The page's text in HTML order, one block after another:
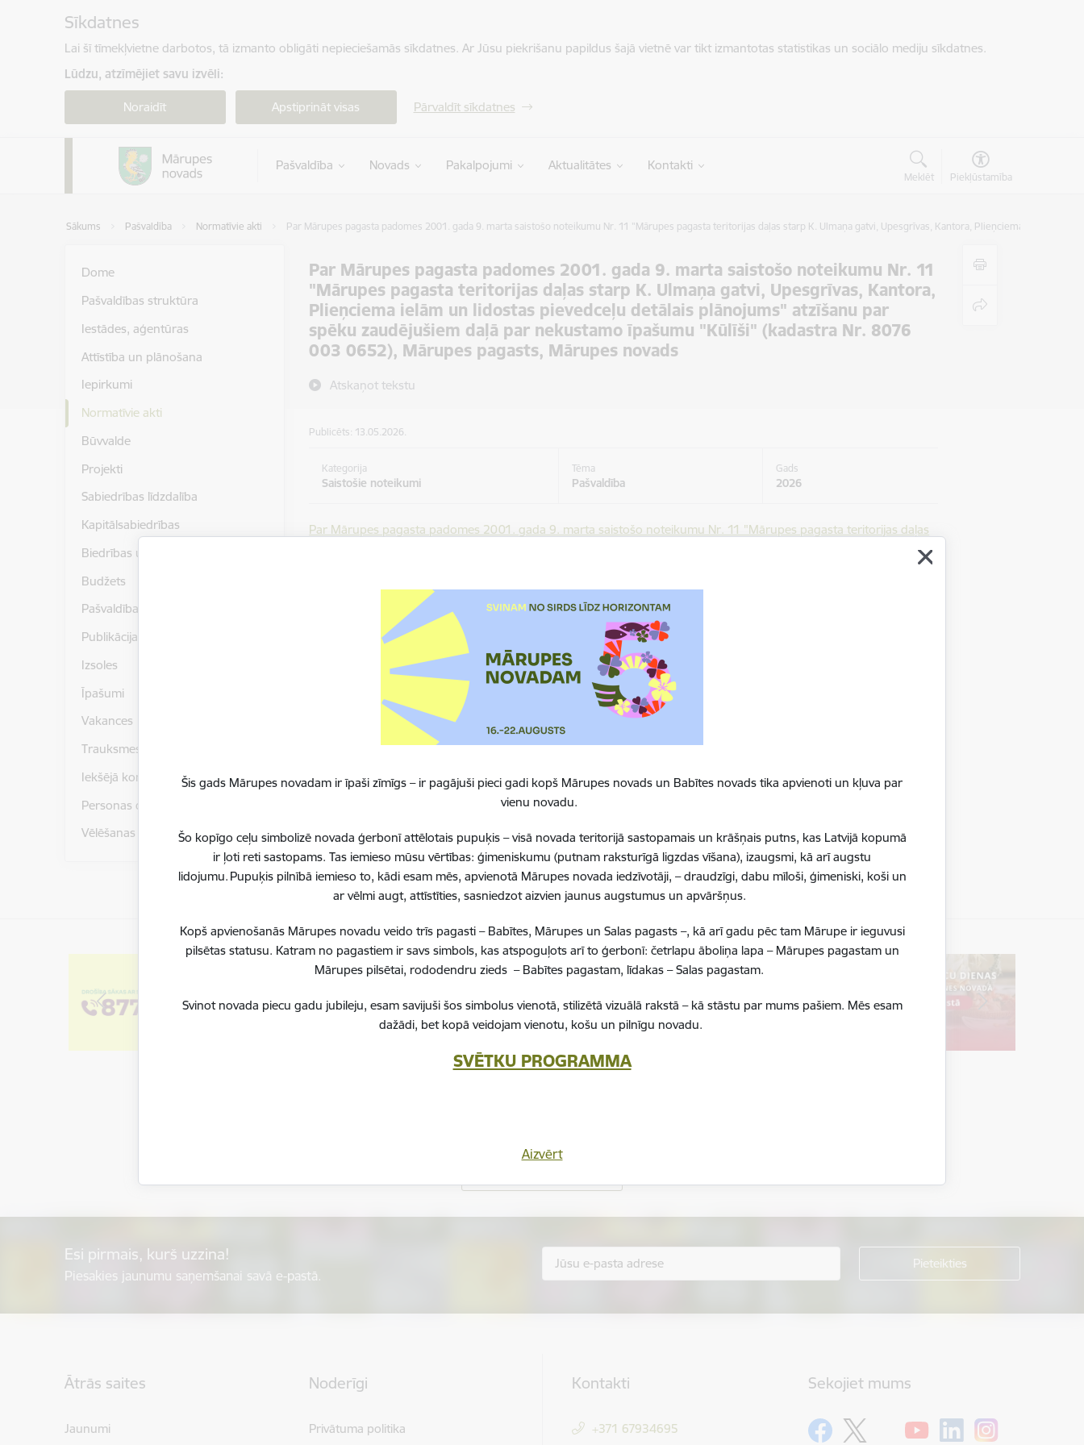
Sīkdatnes
Lai šī tīmekļvietne darbotos, tā izmanto obligāti nepieciešamās sīkdatnes. Ar Jūsu piekrišanu papildus šajā vietnē var tikt izmantotas statistikas un sociālo mediju sīkdatnes.
Lūdzu, atzīmējiet savu izvēli:
Noraidīt Apstiprināt visas Pārvaldīt sīkdatnes
Pašvaldība Novads Pakalpojumi Aktualitātes Kontakti
Meklēt Piekļūstamība
Sākums Pašvaldība Normatīvie akti Par Mārupes pagasta padomes 2001. gada 9. marta saistošo noteikumu Nr. 11 "Mārupes pagasta teritorijas daļas starp K. Ulmaņa gatvi, Upesgrīvas, Kantora, Plieņciema ielām
Par Mārupes pagasta padomes 2001. gada 9. marta saistošo noteikumu Nr. 11
"Mārupes pagasta teritorijas daļas starp K. Ulmaņa gatvi, Upesgrīvas, Kantora,
Plieņciema ielām un lidostas pievedceļu detālais plānojums" atzīšanu par
spēku zaudējušiem daļā par nekustamo īpašumu "Kūlīši" (kadastra Nr. 8076
003 0652), Mārupes pagasts, Mārupes novads
Atskaņot tekstu
Šis gads Mārupes novadam ir īpaši zīmīgs – ir pagājuši pieci gadi kopš Mārupes novads un Babītes novads tika apvienoti un kļuva par
vienu novadu.
Šo kopīgo ceļu simbolizē novada ģerbonī attēlotais pupuķis – visā novada teritorijā sastopamais un krāšņais putns, kas Latvijā kopumā
ir ļoti reti sastopams. Tas iemieso mūsu vērtības: ģimeniskumu (putnam raksturīgā ligzdas vīšana), izaugsmi, kā arī augstu
lidojumu. Pupuķis pilnībā iemieso to, kādi esam mēs, apvienotā Mārupes novada iedzīvotāji, – draudzīgi, dabu mīloši, ģimeniski, koši un
ar vēlmi augt, attīstīties, sasniedzot aizvien jaunus augstumus un apvāršņus.
Kopš apvienošanās Mārupes novadu veido trīs pagasti – Babītes, Mārupes un Salas pagasts –, kā arī gadu pēc tam Mārupe ir ieguvusi
pilsētas statusu. Katram no pagastiem ir savs simbols, kas atspoguļots arī to ģerbonī: četrlapu āboliņa lapa – Mārupes pagastam un
Mārupes pilsētai, rododendru zieds – Babītes pagastam, līdakas – Salas pagastam.
Svinot novada piecu gadu jubileju, esam savijuši šos simbolus vienotā, stilizētā vizuālā rakstā – kā stāstu par mums pašiem. Mēs esam
dažādi, bet kopā veidojam vienotu, košu un pilnīgu novadu.
SVĒTKU PROGRAMMA
Aizvērt
Dome
Pašvaldības struktūra
Iestādes, aģentūras
Attīstība un plānošana
Iepirkumi
Normatīvie akti
Būvvalde
Projekti
Sabiedrības līdzdalība
Kapitālsabiedrības
Biedrības un nodibinājumi
Budžets
Pašvaldības publiskais pārskats
Publikācijas un pētījumi
Izsoles
Īpašumi
Vakances
Trauksmes celšana
Iekšējā kontroles sistēma
Personas datu aizsardzība
Vēlēšanas
Publicēts: 13.05.2026.
Kategorija
Saistošie noteikumi
Tēma
Pašvaldība
Gads
2026
Par Mārupes pagasta padomes 2001. gada 9. marta saistošo noteikumu Nr. 11 "Mārupes pagasta teritorijas daļas
starp K. Ulmaņa gatvi, Upesgrīvas, Kantora, Plieņciema ielām un lidostas pievedceļu detālais plānojums" atzīšanu par
spēku zaudējušiem daļā par nekustamo īpašumu "Kūlīši" (kadastra Nr. 8076 003 0652), Mārupes pagasts, Mārupes
Esi pirmais, kurš uzzina!
Piesakies jaunumu saņemšanai savā e-pastā.
Ātrās saites
Jaunumi
Noderīgi
Privātuma politika
Kontakti
+371 67934695
Sekojiet mums